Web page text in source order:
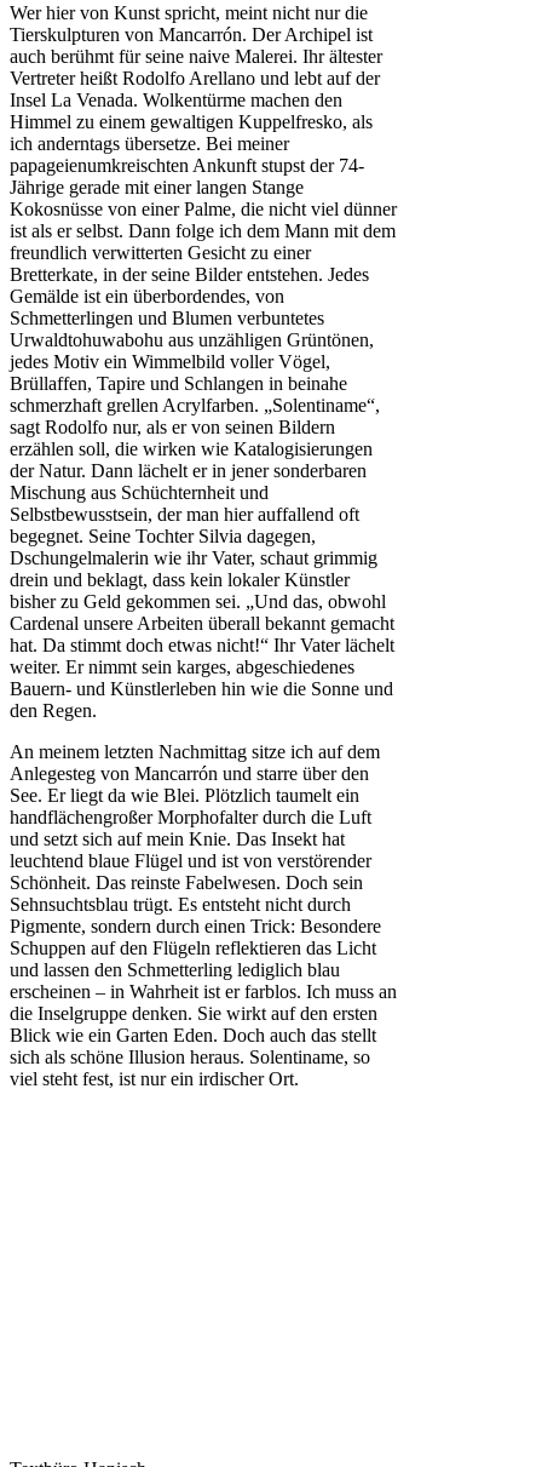
Wer hier von Kunst spricht, meint nicht nur die
Tierskulpturen von Mancarrón. Der Archipel ist
auch berühmt für seine naive Malerei. Ihr ältester
Vertreter heißt Rodolfo Arellano und lebt auf der
Insel La Venada. Wolkentürme machen den
Himmel zu einem gewaltigen Kuppelfresko, als
ich anderntags übersetze. Bei meiner
papageienumkreischten Ankunft stupst der 74-
Jährige gerade mit einer langen Stange
Kokosnüsse von einer Palme, die nicht viel dünner
ist als er selbst. Dann folge ich dem Mann mit dem
freundlich verwitterten Gesicht zu einer
Bretterkate, in der seine Bilder entstehen. Jedes
Gemälde ist ein überbordendes, von
Schmetterlingen und Blumen verbuntetes
Urwaldtohuwabohu aus unzähligen Grüntönen,
jedes Motiv ein Wimmelbild voller Vögel,
Brüllaffen, Tapire und Schlangen in beinahe
schmerzhaft grellen Acrylfarben. „Solentiname“,
sagt Rodolfo nur, als er von seinen Bildern
erzählen soll, die wirken wie Katalogisierungen
der Natur. Dann lächelt er in jener sonderbaren
Mischung aus Schüchternheit und
Selbstbewusstsein, der man hier auffallend oft
begegnet. Seine Tochter Silvia dagegen,
Dschungelmalerin wie ihr Vater, schaut grimmig
drein und beklagt, dass kein lokaler Künstler
bisher zu Geld gekommen sei. „Und das, obwohl
Cardenal unsere Arbeiten überall bekannt gemacht
hat. Da stimmt doch etwas nicht!“ Ihr Vater lächelt
weiter. Er nimmt sein karges, abgeschiedenes
Bauern- und Künstlerleben hin wie die Sonne und
den Regen.
An meinem letzten Nachmittag sitze ich auf dem
Anlegesteg von Mancarrón und starre über den
See. Er liegt da wie Blei. Plötzlich taumelt ein
handflächengroßer Morphofalter durch die Luft
und setzt sich auf mein Knie. Das Insekt hat
leuchtend blaue Flügel und ist von verstörender
Schönheit. Das reinste Fabelwesen. Doch sein
Sehnsuchtsblau trügt. Es entsteht nicht durch
Pigmente, sondern durch einen Trick: Besondere
Schuppen auf den Flügeln reflektieren das Licht
und lassen den Schmetterling lediglich blau
erscheinen – in Wahrheit ist er farblos. Ich muss an
die Inselgruppe denken. Sie wirkt auf den ersten
Blick wie ein Garten Eden. Doch auch das stellt
sich als schöne Illusion heraus. Solentiname, so
viel steht fest, ist nur ein irdischer Ort.